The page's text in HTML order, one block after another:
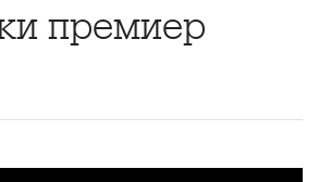
премиер